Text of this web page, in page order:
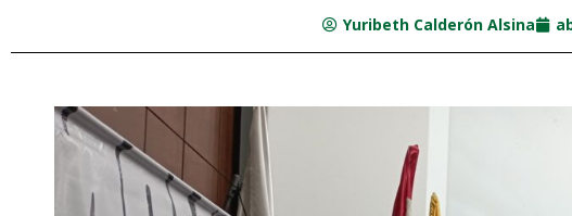
Yuribeth Calderón Alsina